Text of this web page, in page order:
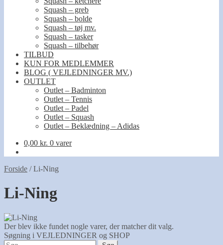
Squash – greb
Squash – bolde
Squash – tøj mv.
Squash – tasker
Squash – tilbehør
TILBUD
KUN FOR MEDLEMMER
BLOG ( VEJLEDNINGER MV.)
OUTLET
Outlet – Badminton
Outlet – Tennis
Outlet – Padel
Outlet – Squash
Outlet – Beklædning – Adidas
0,00 kr. 0 varer
Forside /Li-Ning
Li-Ning
Der blev ikke fundet nogle varer, der matcher dit valg.
Søgning i VEJLEDNINGER og SHOP